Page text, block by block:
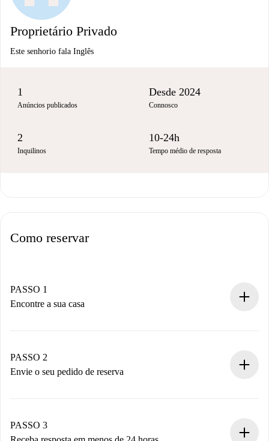
Proprietário Privado
Este senhorio fala Inglês
1
Anúncios publicados
Desde 2024
Connosco
2
Inquilinos
10-24h
Tempo médio de resposta
Como reservar
PASSO 1
Encontre a sua casa
Você tem todas as informações necessárias
antecipadamente.
PASSO 2
Envie o seu pedido de reserva
Não cobramos nada até que o proprietário confirme.
PASSO 3